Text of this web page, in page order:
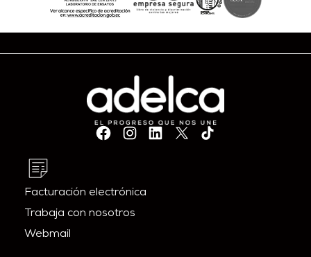
Facturación electrónica
Trabaja con nosotros
Webmail